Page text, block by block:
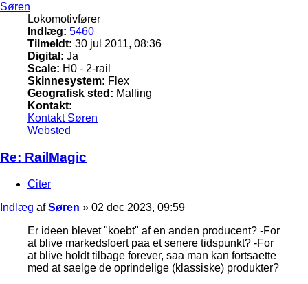
Søren
Lokomotivfører
Indlæg: 5460
Tilmeldt: 30 jul 2011, 08:36
Digital: Ja
Scale: H0 - 2-rail
Skinnesystem: Flex
Geografisk sted: Malling
Kontakt:
Kontakt Søren
Websted
Re: RailMagic
Citer
Indlæg afSøren » 02 dec 2023, 09:59
Er ideen blevet "koebt" af en anden producent? -For
at blive markedsfoert paa et senere tidspunkt? -For
at blive holdt tilbage forever, saa man kan fortsaette
med at saelge de oprindelige (klassiske) produkter?